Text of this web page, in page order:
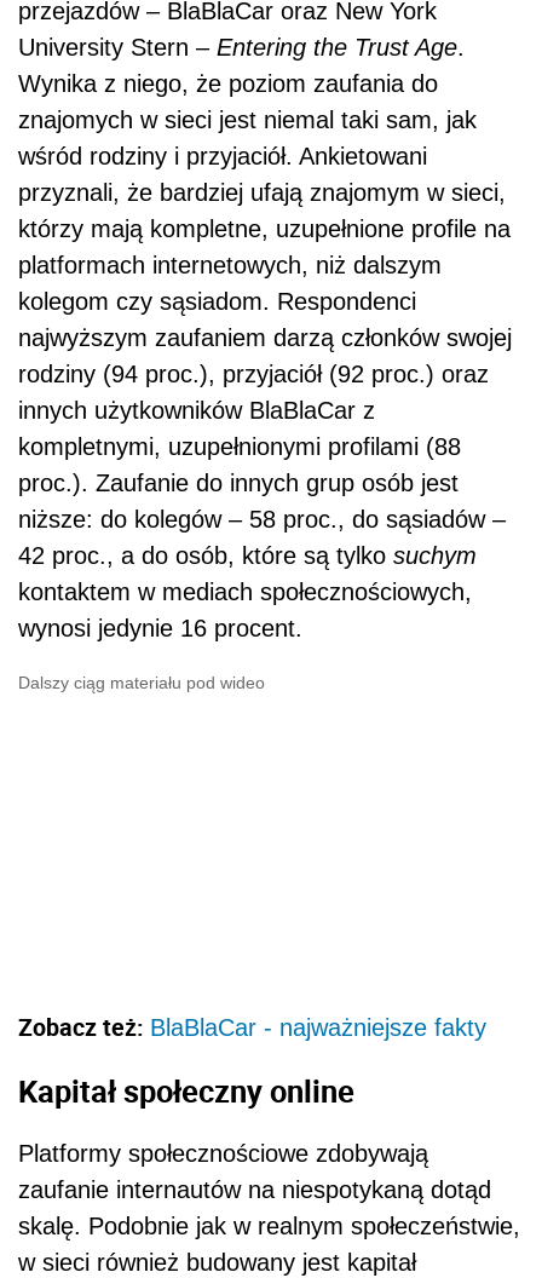
przejazdów – BlaBlaCar oraz New York
University Stern – Entering the Trust Age.
Wynika z niego, że poziom zaufania do
znajomych w sieci jest niemal taki sam, jak
wśród rodziny i przyjaciół. Ankietowani
przyznali, że bardziej ufają znajomym w sieci,
którzy mają kompletne, uzupełnione profile na
platformach internetowych, niż dalszym
kolegom czy sąsiadom. Respondenci
najwyższym zaufaniem darzą członków swojej
rodziny (94 proc.), przyjaciół (92 proc.) oraz
innych użytkowników BlaBlaCar z
kompletnymi, uzupełnionymi profilami (88
proc.). Zaufanie do innych grup osób jest
niższe: do kolegów – 58 proc., do sąsiadów –
42 proc., a do osób, które są tylko suchym
kontaktem w mediach społecznościowych,
wynosi jedynie 16 procent.
Dalszy ciąg materiału pod wideo
Zobacz też: BlaBlaCar - najważniejsze fakty
Kapitał społeczny online
Platformy społecznościowe zdobywają
zaufanie internautów na niespotykaną dotąd
skalę. Podobnie jak w realnym społeczeństwie,
w sieci również budowany jest kapitał